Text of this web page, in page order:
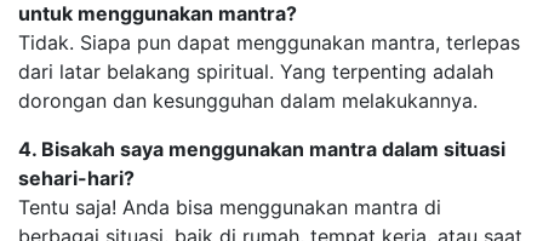
untuk menggunakan mantra?
Tidak. Siapa pun dapat menggunakan mantra, terlepas
dari latar belakang spiritual. Yang terpenting adalah
dorongan dan kesungguhan dalam melakukannya.
4. Bisakah saya menggunakan mantra dalam situasi
sehari-hari?
Tentu saja! Anda bisa menggunakan mantra di
berbagai situasi, baik di rumah, tempat kerja, atau saat